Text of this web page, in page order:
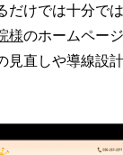
だけでは十分で
様のホームペー
見直しや導線設